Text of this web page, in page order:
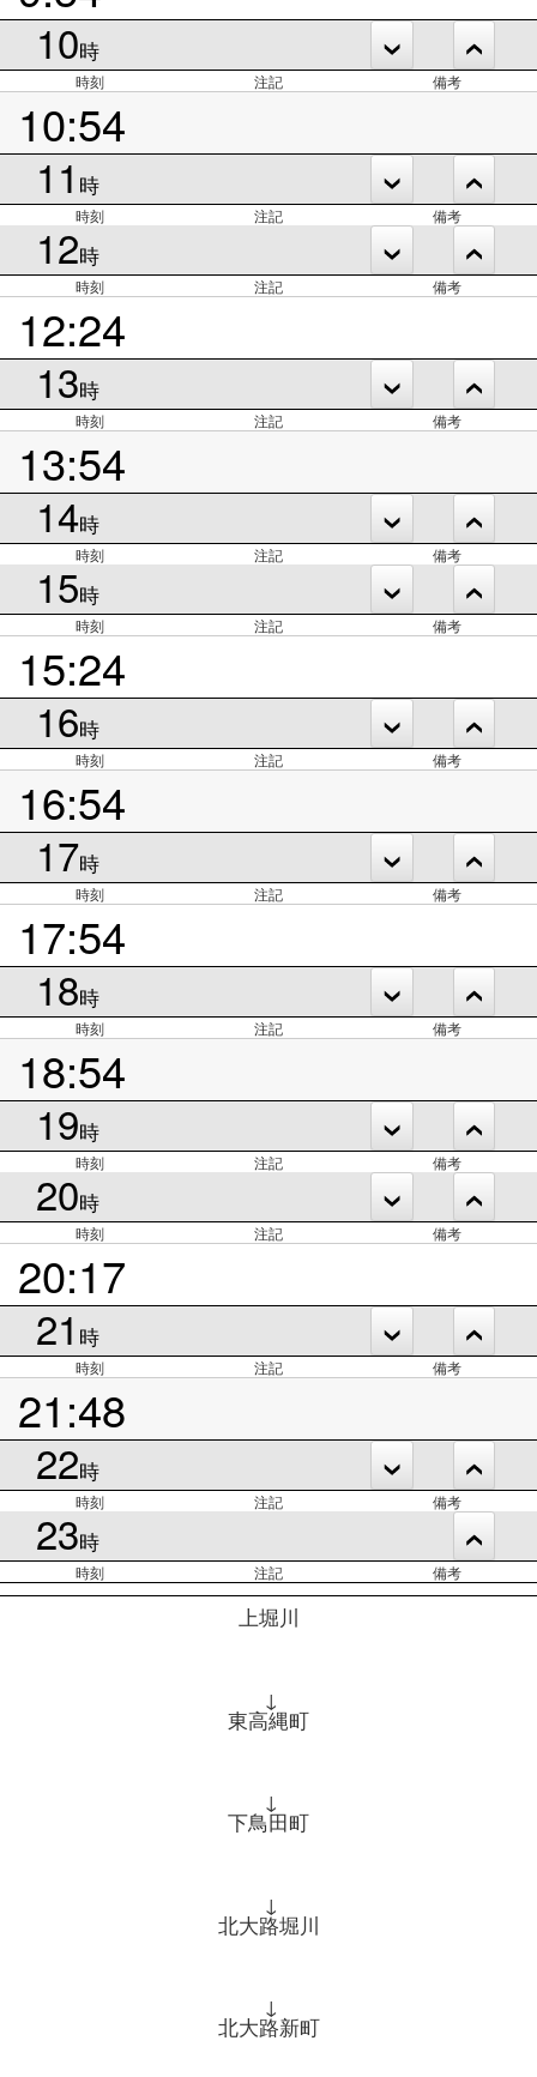
10時
時刻 注記 備考
10:54
11 時
時刻 注記 備考
12時
時刻 注記 備考
12:24
13時
時刻 注記 備考
13:54
14時
時刻 注記 備考
15時
時刻 注記 備考
15:24
16時
時刻 注記 備考
16:54
17時
時刻 注記 備考
17:54
18時
時刻 注記 備考
18:54
19時
時刻 注記 備考
20時
時刻 注記 備考
20:17
21 時
時刻 注記 備考
21:48
22時
時刻 注記 備考
23時
時刻 注記 備考
上堀川
↓
東高縄町
↓
下鳥田町
↓
北大路堀川
↓
北大路新町